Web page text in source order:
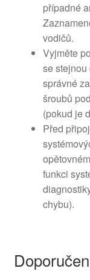
případné
vodičů.
Vyjměte
se
správné
šroubů
(pokud je
Před
funkci
chybu).